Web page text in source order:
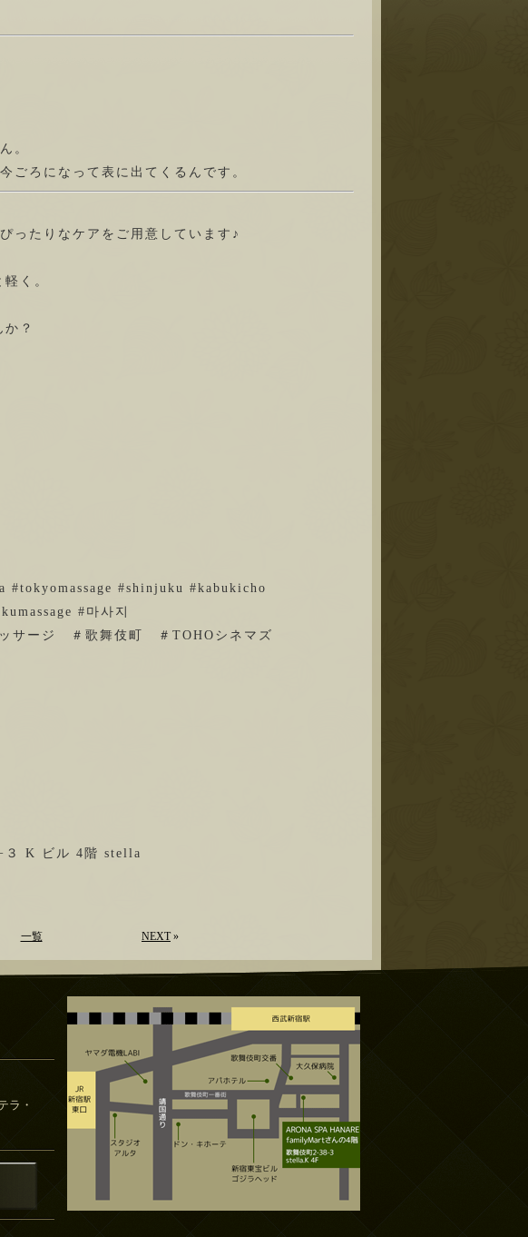
。
ごろになって表に出てくるんです。
ったりなケアをご用意しています♪
く。
？
#tokyomassage #shinjuku #kabukicho
#마사지
ッサージ ＃歌舞伎町 ＃ TOHOシネマズ
３ K ビル 4階 stella
一覧 NEXT»
ラ・